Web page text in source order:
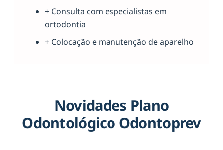
+ Consulta com especialistas em
ortodontia
+ Colocação e manutenção de aparelho
Novidades Plano
Odontológico Odontoprev